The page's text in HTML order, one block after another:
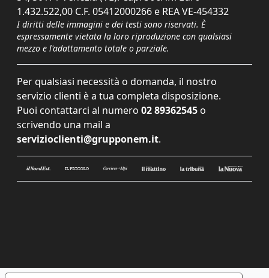
1.432.522,00 C.F. 05412000266 e REA VE-454332
I diritti delle immagini e dei testi sono riservati. È
espressamente vietata la loro riproduzione con qualsiasi
mezzo e l'adattamento totale o parziale.
Per qualsiasi necessità o domanda, il nostro
servizio clienti è a tua completa disposizione.
Puoi contattarci al numero 02 89362545 o
scrivendo una mail a
servizioclienti@grupponem.it.